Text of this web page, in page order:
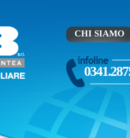
CHI SIAMO